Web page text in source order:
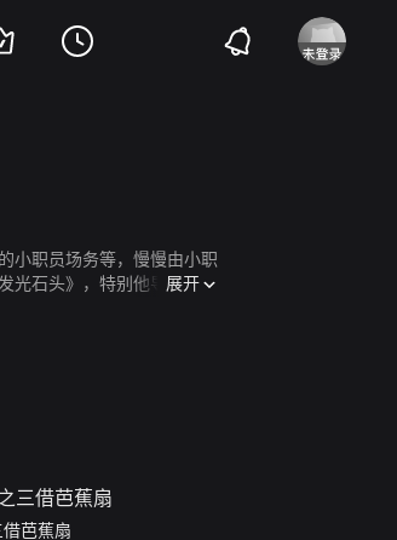
小职员场务等，慢慢由小职
光石头》，特别他导演了两
导演奖。
展开
芭蕉扇